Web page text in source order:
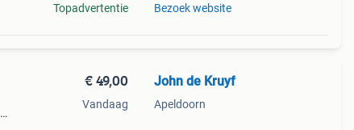
Topadvertentie Bezoek website
€ 49,00
Vandaag
John de Kruyf
Apeldoorn